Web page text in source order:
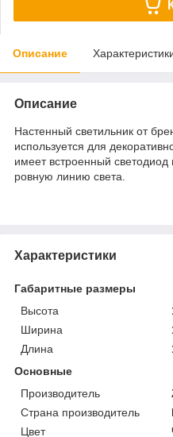
Описание
Описание
Настенный светильник от
используется для
имеет встроенный
ровную линию света.
Характеристики
Габаритные размеры
Высота
Ширина
Длина
Основные
Производитель
Страна производитель
Цвет